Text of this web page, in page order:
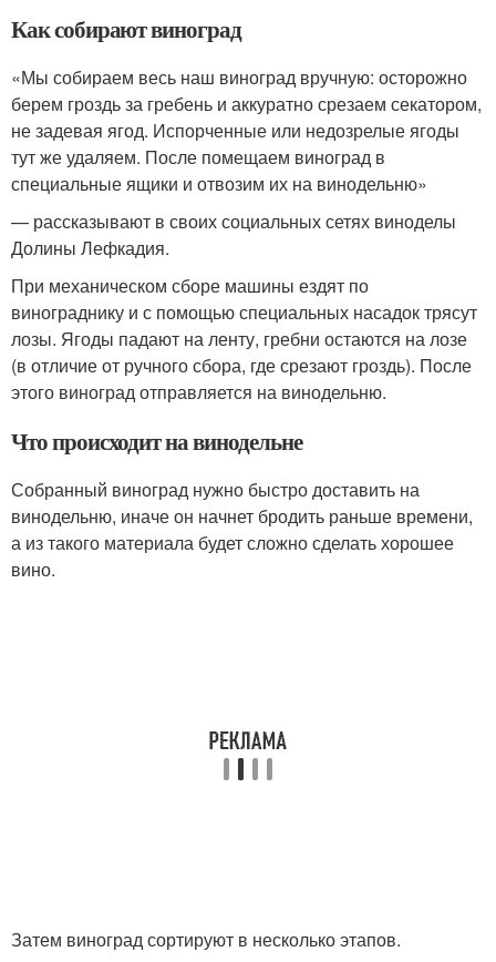
Как собирают виноград
«Мы собираем весь наш виноград вручную: осторожно
берем гроздь за гребень и аккуратно срезаем секатором,
не задевая ягод. Испорченные или недозрелые ягоды
тут же удаляем. После помещаем виноград в
специальные ящики и отвозим их на винодельню»
— рассказывают в своих социальных сетях виноделы
Долины Лефкадия.
При механическом сборе машины ездят по
винограднику и с помощью специальных насадок трясут
лозы. Ягоды падают на ленту, гребни остаются на лозе
(в отличие от ручного сбора, где срезают гроздь). После
этого виноград отправляется на винодельню.
Что происходит на винодельне
Собранный виноград нужно быстро доставить на
винодельню, иначе он начнет бродить раньше времени,
а из такого материала будет сложно сделать хорошее
вино.
Затем виноград сортируют в несколько этапов.